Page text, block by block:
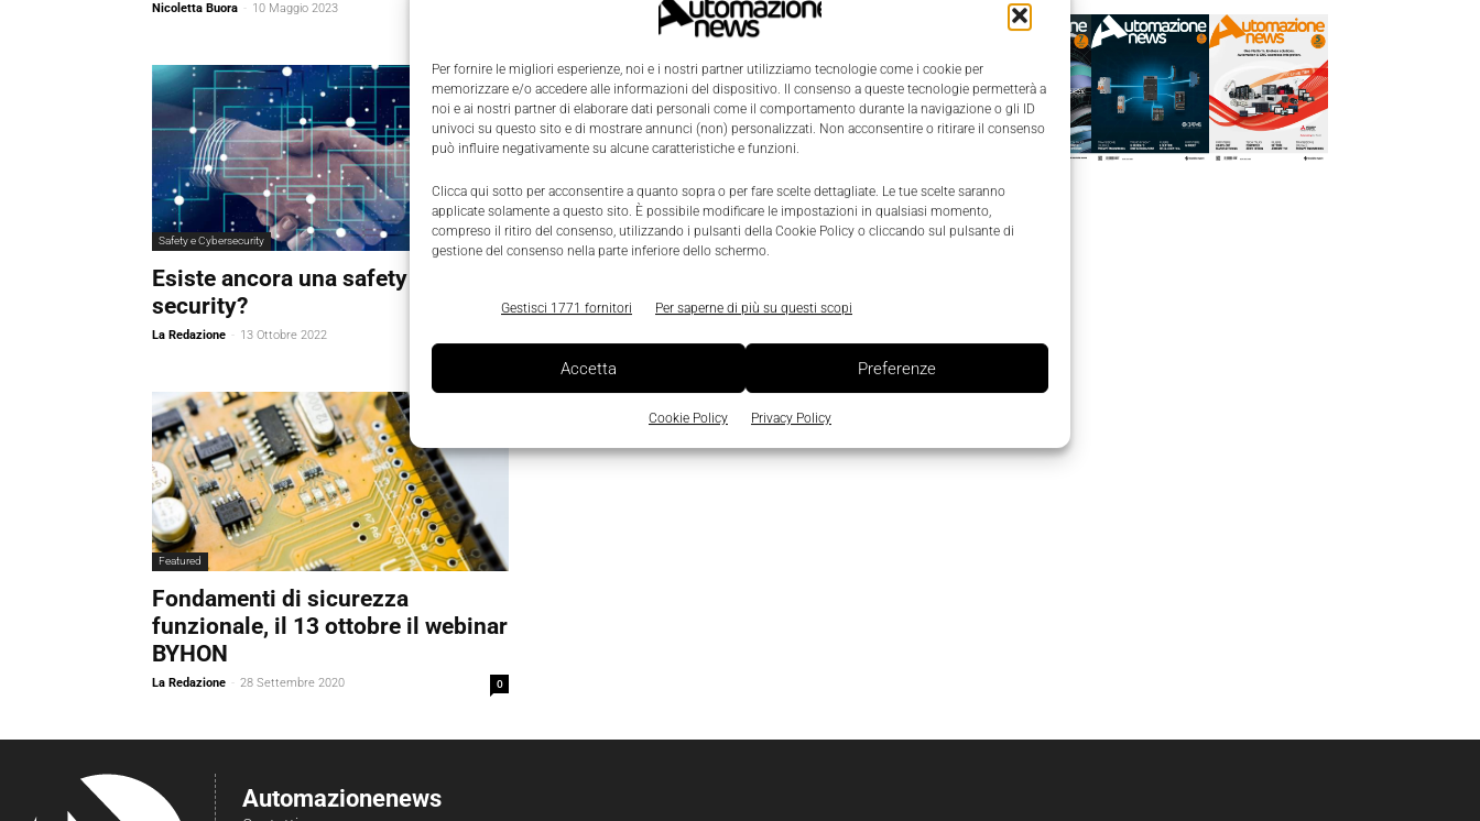
Per fornire le migliori esperienze, noi e i nostri partner utilizziamo tecnologie come i cookie per
memorizzare e/o accedere alle informazioni del dispositivo. Il consenso a queste tecnologie permetterà a
noi e ai nostri partner di elaborare dati personali come il comportamento durante la navigazione o gli ID
univoci su questo sito e di mostrare annunci (non) personalizzati. Non acconsentire o ritirare il consenso
può influire negativamente su alcune caratteristiche e funzioni.
Clicca qui sotto per acconsentire a quanto sopra o per fare scelte dettagliate. Le tue scelte saranno
applicate solamente a questo sito. È possibile modificare le impostazioni in qualsiasi momento,
compreso il ritiro del consenso, utilizzando i pulsanti della Cookie Policy o cliccando sul pulsante di
gestione del consenso nella parte inferiore dello schermo.
Gestisci 1771 fornitori Per saperne di più su questi scopi
Accetta Preferenze
Cookie Policy Privacy Policy
Nicoletta Buora - 10 Maggio 2023
Safety e Cybersecurity
Esiste ancora una safety senza
security?
La Redazione - 13 Ottobre 2022
Contenuti Sponsorizzati
spiegata in quattro punti
Featured
Fondamenti di sicurezza
funzionale, il 13 ottobre il webinar
BYHON
La Redazione - 28 Settembre 2020 0
Automazionenews